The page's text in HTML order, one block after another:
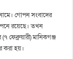
গোপন সংবাদের
রয়েছে। তখন
ফেব্রুয়ারী) মানিকগঞ্জ
করা হয়।